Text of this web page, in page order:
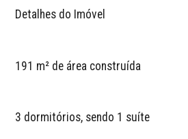
Detalhes do Imóvel
191 m² de área construída
3 dormitórios, sendo 1 suíte